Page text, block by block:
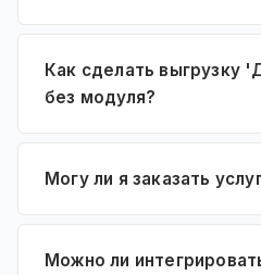
Как сделать выгрузку
без модуля?
Могу ли я заказать
Можно ли